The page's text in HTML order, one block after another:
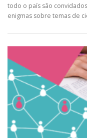
todo o país são
enigmas sobre temas de